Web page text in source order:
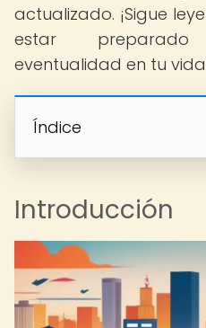
actualizado. ¡Sigue
estar
eventualidad en tu
Índice
Introducción